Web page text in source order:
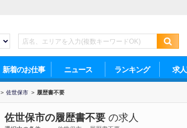
新着のお仕事 ニュース ランキング 求
> 佐世保市 > 履歴書不要
佐世保市の履歴書不要 の求人